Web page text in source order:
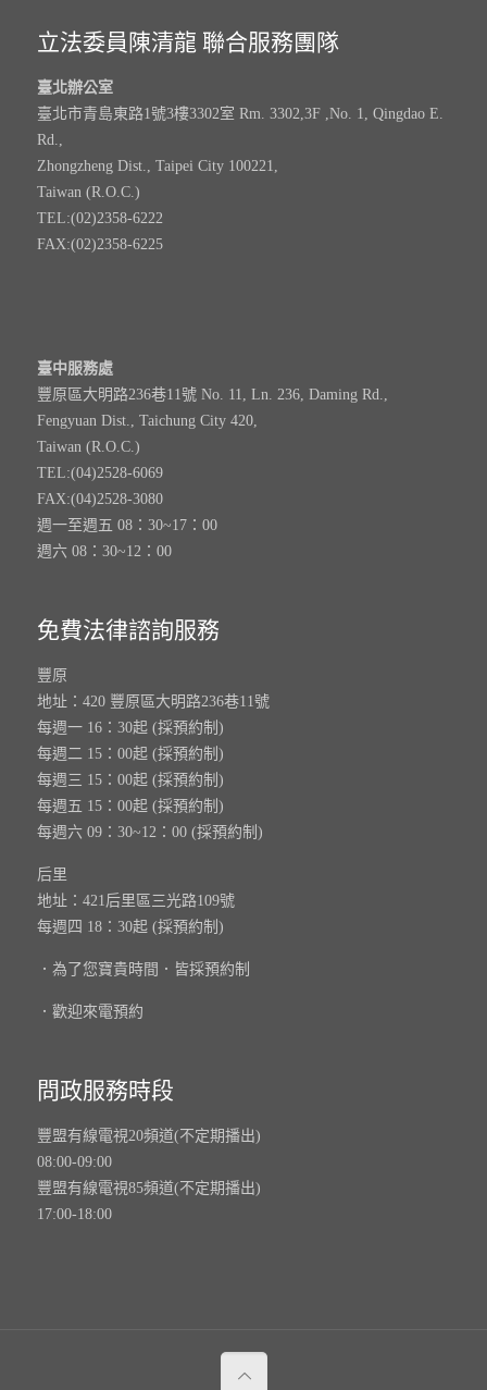
立法委員陳清龍 聯合服務團隊
臺北辦公室
臺北市青島東路1號3樓3302室 Rm. 3302,3F ,No. 1, Qingdao E.
Rd.,
Zhongzheng Dist., Taipei City 100221,
Taiwan (R.O.C.)
TEL:(02)2358-6222
FAX:(02)2358-6225
臺中服務處
豐原區大明路236巷11號 No. 11, Ln. 236, Daming Rd.,
Fengyuan Dist., Taichung City 420,
Taiwan (R.O.C.)
TEL:(04)2528-6069
FAX:(04)2528-3080
週一至週五 08：30~17：00
週六 08：30~12：00
免費法律諮詢服務
豐原
地址：420 豐原區大明路236巷11號
每週一 16：30起 (採預約制)
每週二 15：00起 (採預約制)
每週三 15：00起 (採預約制)
每週五 15：00起 (採預約制)
每週六 09：30~12：00 (採預約制)
后里
地址：421后里區三光路109號
每週四 18：30起 (採預約制)
．為了您寶貴時間．皆採預約制
．歡迎來電預約
問政服務時段
豐盟有線電視20頻道(不定期播出)
08:00-09:00
豐盟有線電視85頻道(不定期播出)
17:00-18:00